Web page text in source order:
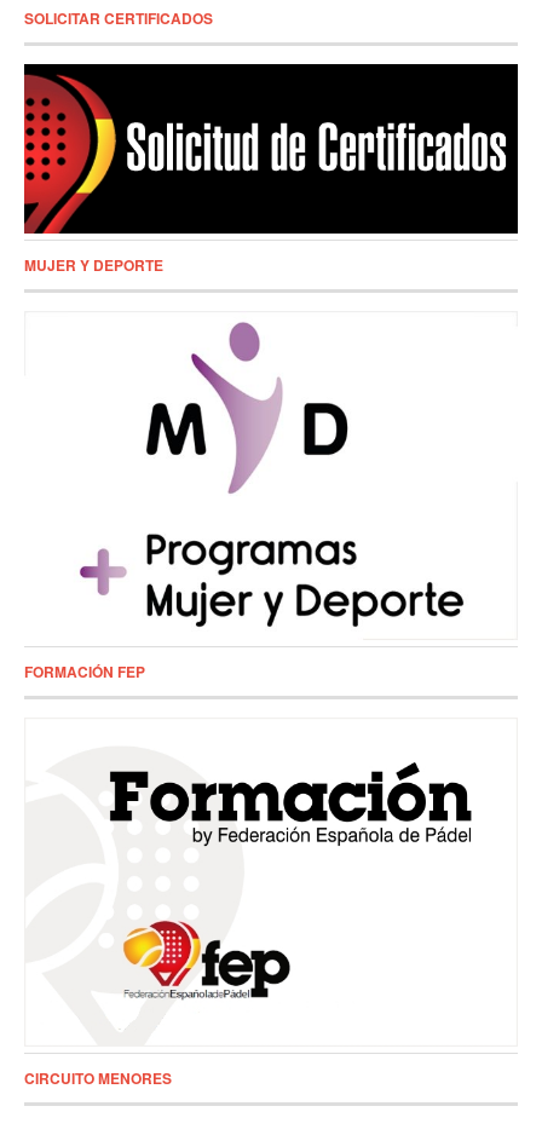
SOLICITAR CERTIFICADOS
MUJER Y DEPORTE
FORMACIÓN FEP
CIRCUITO MENORES